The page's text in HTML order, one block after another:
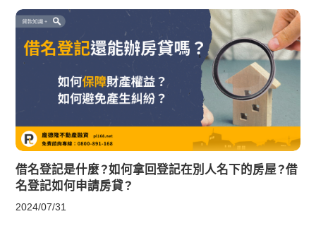
借名登記是什麼？如何拿回登記在別人名下的房屋？借
名登記如何申請房貸？
2024/07/31